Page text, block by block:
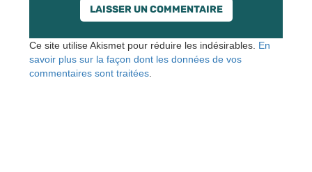
Ce site utilise Akismet pour réduire les indésirables. En
savoir plus sur la façon dont les données de vos
commentaires sont traitées